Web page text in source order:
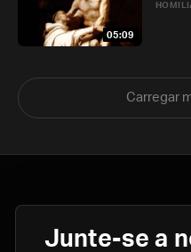
05:09
Carregar
Junte-se a